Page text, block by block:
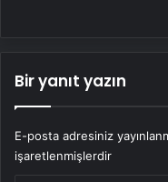
Bir yanıt yazın
E-posta adresiniz
işaretlenmişlerdir